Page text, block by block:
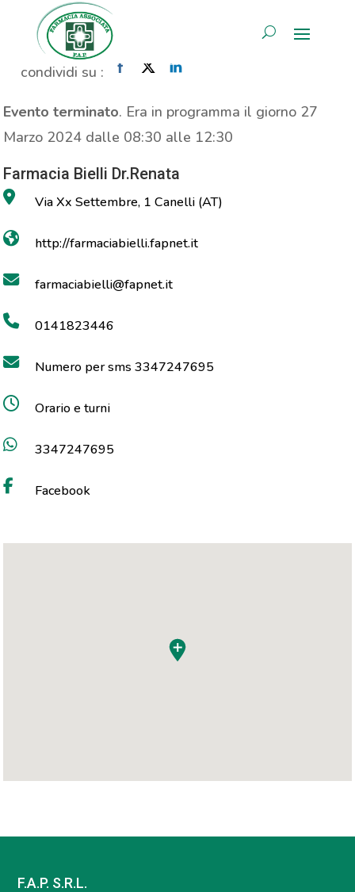
AREA RISERVATA
Consulenza Nutrizionale
Home» Evento» Consulenza Nutrizionale
condividi su :
Evento terminato. Era in programma il giorno 27
Marzo 2024 dalle 08:30 alle 12:30
Farmacia Bielli Dr.Renata
Via Xx Settembre, 1 Canelli (AT)
http://farmaciabielli.fapnet.it
farmaciabielli@fapnet.it
0141823446
Numero per sms 3347247695
Orario e turni
3347247695
Facebook
F.A.P. S.R.L.